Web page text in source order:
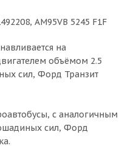
AM95VB 5245 F1F
на
объёмом 2.5
сил, Форд Транзит
с аналогичным
сил, Форд